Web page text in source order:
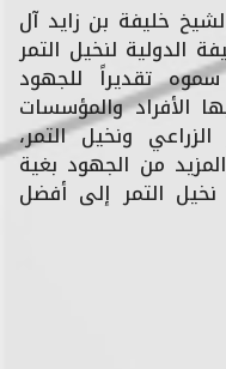
خليفة بن زايد آل
الدولية لنخيل التمر
سموه تقديراً للجهود
الأفراد والمؤسسات
ونخيل التمر،
من الجهود بغية
التمر إلى أفضل